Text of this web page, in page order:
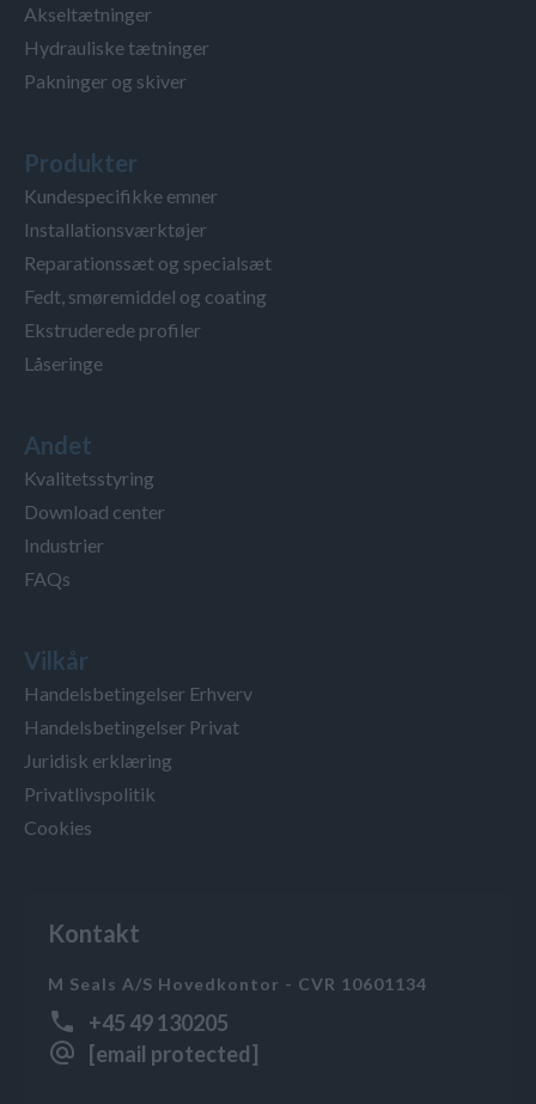
Akseltætninger
Hydrauliske tætninger
Pakninger og skiver
Produkter
Kundespecifikke emner
Installationsværktøjer
Reparationssæt og specialsæt
Fedt, smøremiddel og coating
Ekstruderede profiler
Låseringe
Andet
Kvalitetsstyring
Download center
Industrier
FAQs
Vilkår
Handelsbetingelser Erhverv
Handelsbetingelser Privat
Juridisk erklæring
Privatlivspolitik
Cookies
Kontakt
M Seals A/S Hovedkontor - CVR 10601134
+45 49 130205
[email protected]